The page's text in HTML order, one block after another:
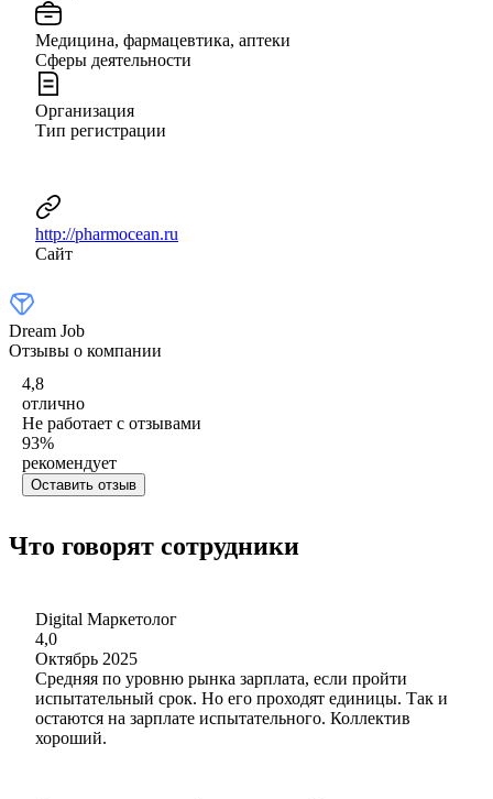
Медицина, фармацевтика, аптеки
Сферы деятельности
Организация
Тип регистрации
http://pharmocean.ru
Сайт
Dream Job
Отзывы о компании
4,8
отлично
Не работает с отзывами
93%
рекомендует
Оставить отзыв
Что говорят сотрудники
Digital Маркетолог
4,0
Октябрь 2025
Средняя по уровню рынка зарплата, если пройти
испытательный срок. Но его проходят единицы. Так и
остаются на зарплате испытательного. Коллектив
хороший.